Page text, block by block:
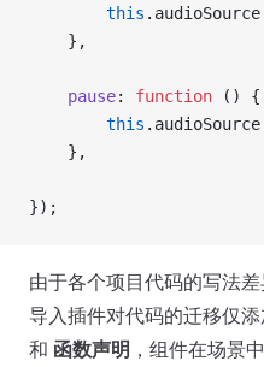
        this
    },
    pause
: function () {
        this
    },
});
由于各个项目代码的写法
导入插件对代码的迁移仅添
和 函数声明 ，组件在场景